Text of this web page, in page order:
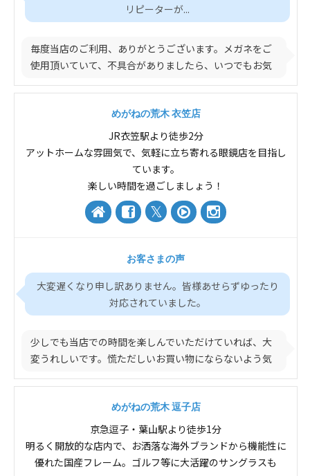
リピーターが...
毎度当店のご利用、ありがとうございます。メガネをご
使用頂いていて、不具合がありましたら、いつでもお気
めがねの荒木 衣笠店
JR衣笠駅より徒歩2分
アットホームな雰囲気で、気軽に立ち寄れる眼鏡店を目指し
ています。
楽しい時間を過ごしましょう！
お客さまの声
大変遅くなり申し訳ありません。皆様あせらずゆったり
対応されていました。
少しでも当店での時間を楽しんでいただけていれば、大
変うれしいです。慌ただしいお買い物にならないよう気
めがねの荒木 逗子店
京急逗子・葉山駅より徒歩1分
明るく開放的な店内で、お洒落な海外ブランドから機能性に
優れた国産フレーム。ゴルフ等に大活躍のサングラスも